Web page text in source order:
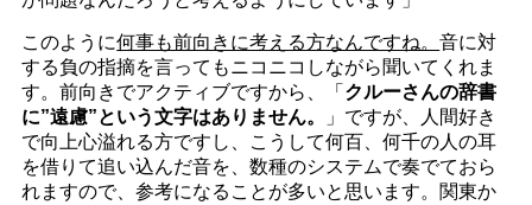
このように何事も前向きに考える方なんですね。音に対
する負の指摘を言ってもニコニコしながら聞いてくれま
す。前向きでアクティブですから、「 クルーさんの辞書
に”遠慮”という文字はありません。
」ですが、人間好き
で向上心溢れる方ですし、こうして何百、何千の人の耳
を借りて追い込んだ音を、数種のシステムで奏でておら
れますので、参考になることが多いと思います。関東か